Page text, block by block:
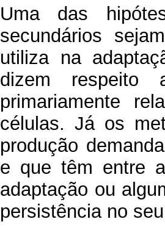
Uma das
secundários
utiliza na
dizem respeito
primariamente
células. Já os
produção
e que têm entre
adaptação ou
persistência no